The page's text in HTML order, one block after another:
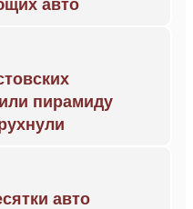
авто
пирамиду
авто